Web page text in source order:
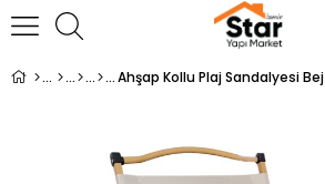
Ahşap Kollu Plaj Sandalyesi Bej